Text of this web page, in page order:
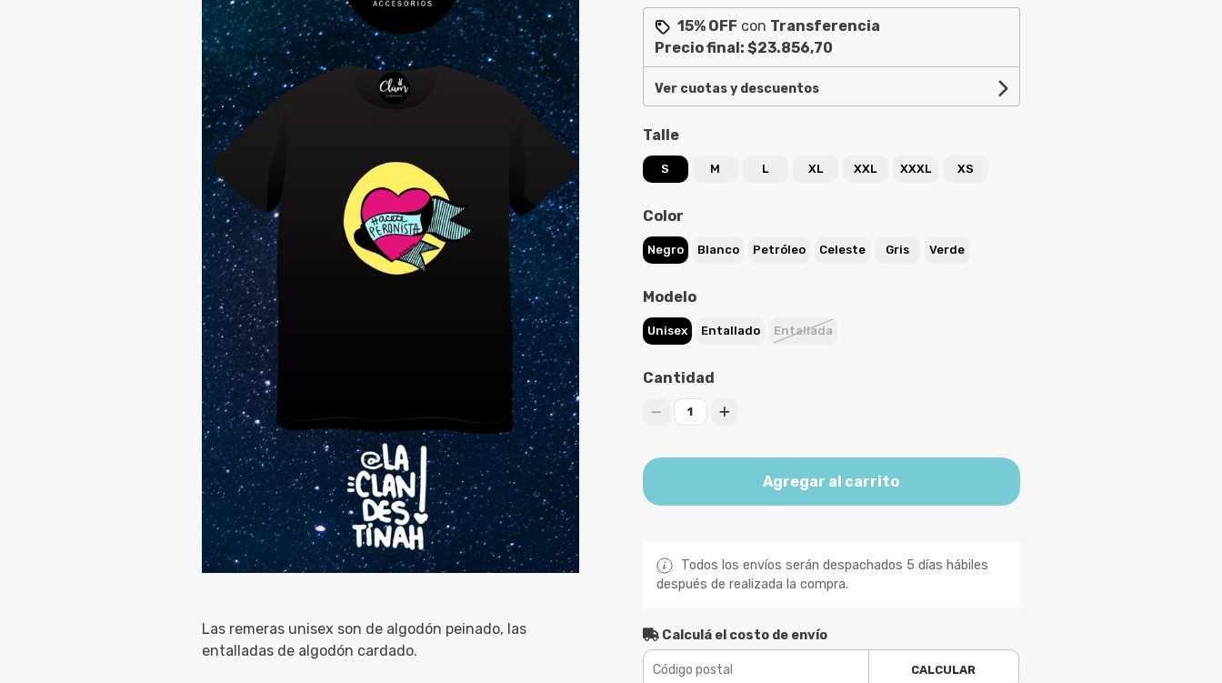
Las remeras unisex son de algodón peinado, las
entalladas de algodón cardado.
15% OFF con Transferencia
Precio final: $23.856,70
Ver cuotas y descuentos
Talle
S M L XL XXL XXXL XS
Color
Negro Blanco Petróleo Celeste Gris Verde
Modelo
Unisex Entallado Entallada
Cantidad
1
Agregar al carrito
Todos los envíos serán despachados 5 días hábiles
después de realizada la compra.
Calculá el costo de envío
CALCULAR